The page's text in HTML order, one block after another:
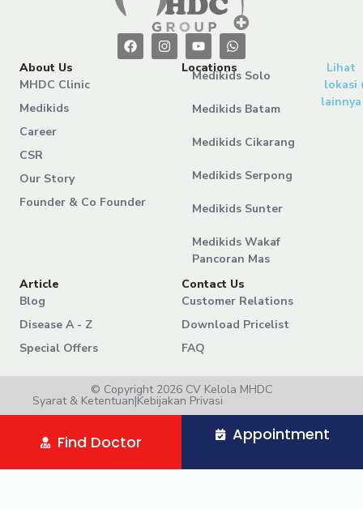
About Us
MHDC Clinic
Medikids
Career
CSR
Our Story
Founder & Co Founder
Locations
Medikids Solo
Medikids Batam
Medikids Cikarang
Medikids Serpong
Medikids Sunter
Medikids Wakaf
Pancoran Mas
Lihat
lokasi
lainnya
Article
Blog
Disease A - Z
Special Offers
Contact Us
Customer Relations
Download Pricelist
FAQ
© Copyright 2026 CV Kelola MHDC
Syarat & Ketentuan|Kebijakan Privasi
Find Doctor Appointment